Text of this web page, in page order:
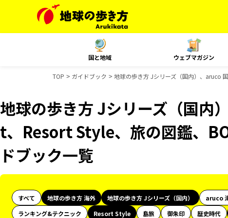
国と地域 ウェブマガジン
TOP ガイドブック 地球の歩き方 Jシリーズ（国内）、aruco
地球の歩き方 Jシリーズ（国内
t、Resort Style、旅の図鑑、
ドブック一覧
すべて 地球の歩き方 海外 地球の歩き方 Jシリーズ（国内） aruco
ランキング&テクニック
Resort Style 島旅 御朱印 歴史時代